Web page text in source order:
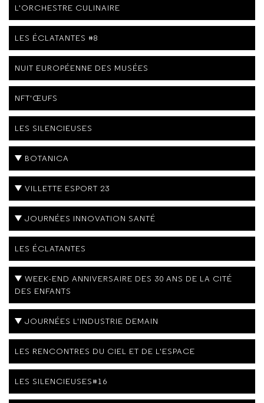
L'ORCHESTRE CULINAIRE
LES ÉCLATANTES #8
NUIT EUROPÉENNE DES MUSÉES
NFT'ŒUFS
LES SILENCIEUSES
BOTANICA
VILLETTE ESPORT 23
JOURNÉES INNOVATION SANTÉ
LES ÉCLATANTES
WEEK-END ANNIVERSAIRE DES 30 ANS DE LA CITÉ
DES ENFANTS
JOURNÉES L'INDUSTRIE DEMAIN
LES RENCONTRES DU CIEL ET DE L'ESPACE
LES SILENCIEUSES#16